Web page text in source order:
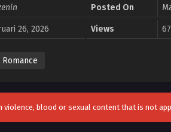
Posted On
26, 2026 Views
Romance
violence, blood or sexual content that is not